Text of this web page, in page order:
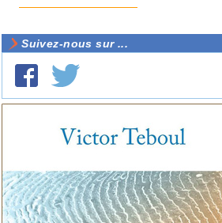
Suivez-nous sur ...